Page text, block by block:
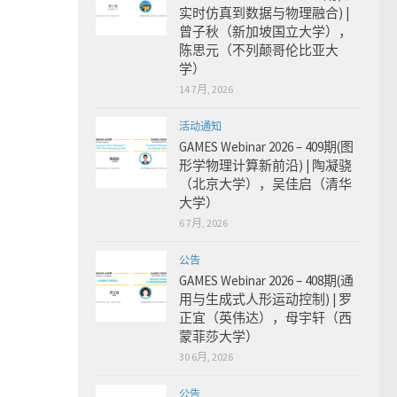
实时仿真到数据与物理融合) |
曾子秋（新加坡国立大学），
陈思元（不列颠哥伦比亚大
学）
14 7月, 2026
活动通知
GAMES Webinar 2026 – 409期(图
形学物理计算新前沿) | 陶凝骁
（北京大学），吴佳启（清华
大学）
6 7月, 2026
公告
GAMES Webinar 2026 – 408期(通
用与生成式人形运动控制) | 罗
正宜（英伟达），母宇轩（西
蒙菲莎大学）
30 6月, 2026
公告